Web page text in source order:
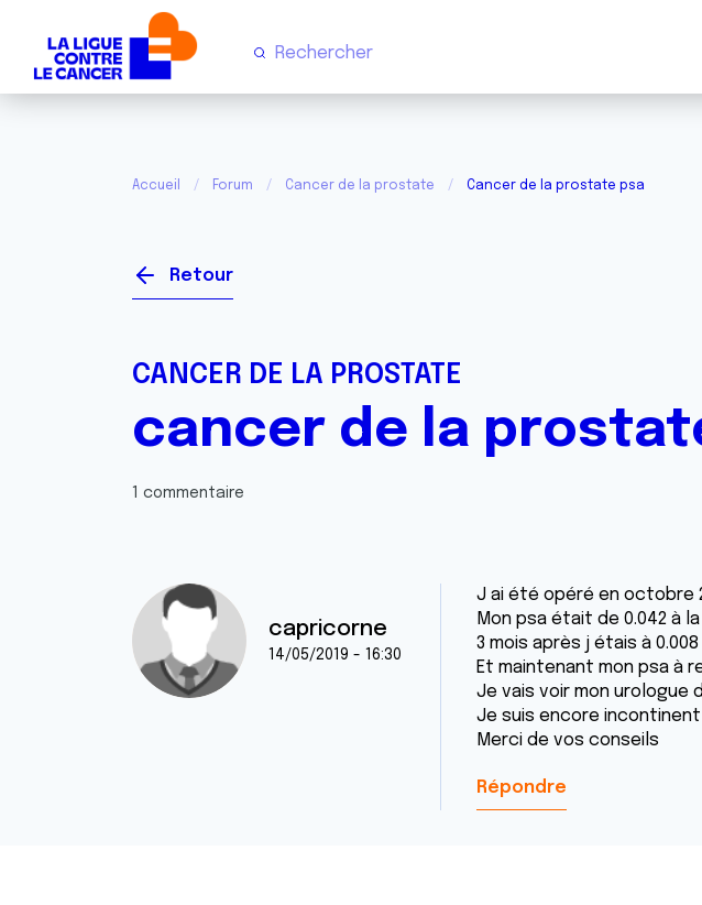
Accueil Forum Cancer de la prostate Cancer de la prostate psa
Retour
CANCER DE LA PROSTATE
cancer de la
1 commentaire
capricorne
14/05/2019 - 16:30
J ai été opéré en octobre
Mon psa était de 0.042 à
3 mois après j étais à 0.008
Et maintenant mon psa à
Je vais voir mon urologue
Je suis encore
Merci de vos conseils
Répondre